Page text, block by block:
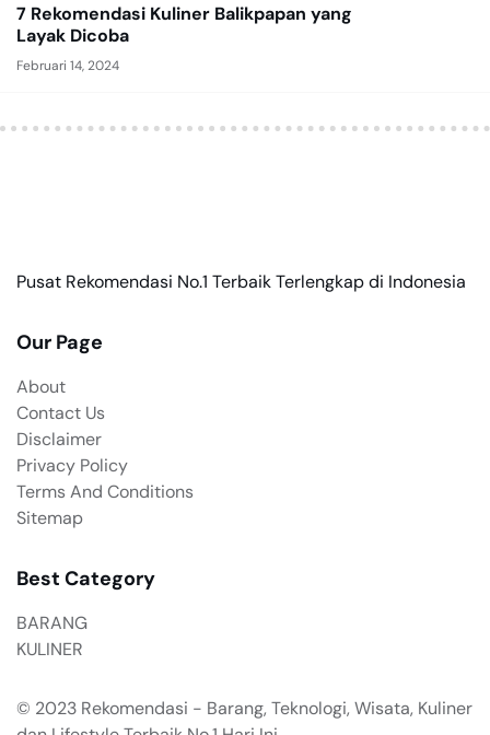
7 Rekomendasi Kuliner Balikpapan yang
Layak Dicoba
Februari 14, 2024
Pusat Rekomendasi No.1 Terbaik Terlengkap di Indonesia
Our Page
About
Contact Us
Disclaimer
Privacy Policy
Terms And Conditions
Sitemap
Best Category
BARANG
KULINER
© 2023 Rekomendasi - Barang, Teknologi, Wisata, Kuliner